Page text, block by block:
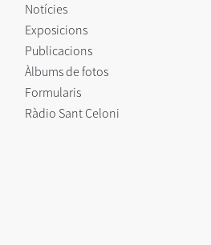
Notícies
Exposicions
Publicacions
Àlbums de fotos
Formularis
Ràdio Sant Celoni